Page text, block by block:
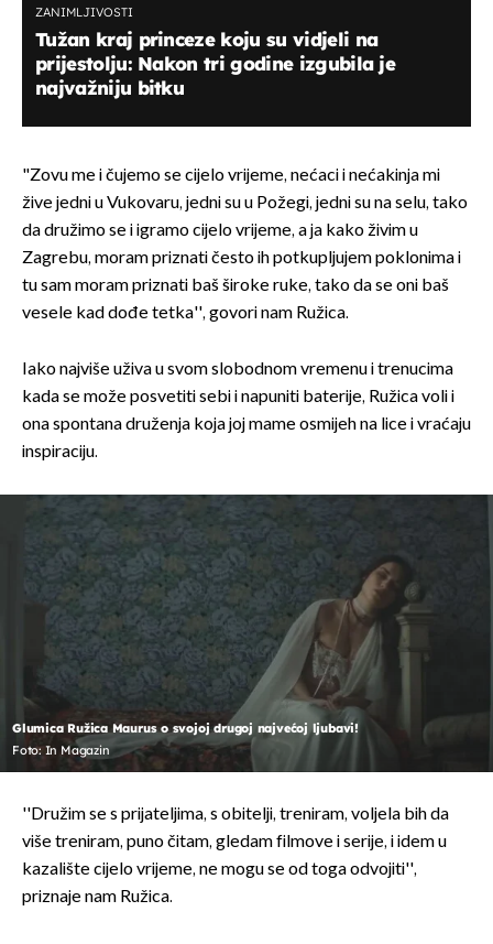
ZANIMLJIVOSTI
Tužan kraj princeze koju su vidjeli na
prijestolju: Nakon tri godine izgubila je
najvažniju bitku
"Zovu me i čujemo se cijelo vrijeme, nećaci i nećakinja mi
žive jedni u Vukovaru, jedni su u Požegi, jedni su na selu, tako
da družimo se i igramo cijelo vrijeme, a ja kako živim u
Zagrebu, moram priznati često ih potkupljujem poklonima i
tu sam moram priznati baš široke ruke, tako da se oni baš
vesele kad dođe tetka'', govori nam Ružica.
Iako najviše uživa u svom slobodnom vremenu i trenucima
kada se može posvetiti sebi i napuniti baterije, Ružica voli i
ona spontana druženja koja joj mame osmijeh na lice i vraćaju
inspiraciju.
Glumica Ružica Maurus o svojoj drugoj najvećoj ljubavi!
Foto: In Magazin
''Družim se s prijateljima, s obitelji, treniram, voljela bih da
više treniram, puno čitam, gledam filmove i serije, i idem u
kazalište cijelo vrijeme, ne mogu se od toga odvojiti'',
priznaje nam Ružica.